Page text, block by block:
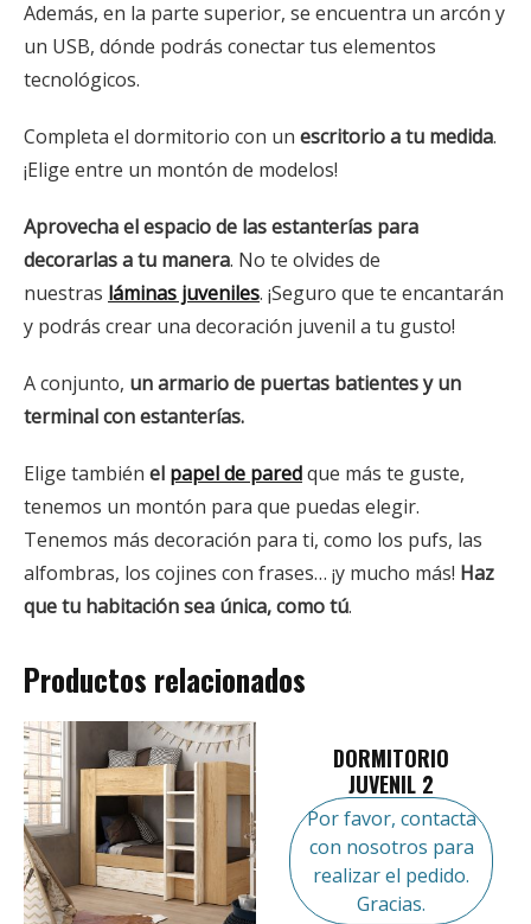
Además, en la parte superior, se encuentra un arcón y
un USB, dónde podrás conectar tus elementos
tecnológicos.
Completa el dormitorio con un escritorio a tu medida.
¡Elige entre un montón de modelos!
Aprovecha el espacio de las estanterías para
decorarlas a tu manera. No te olvides de
nuestras láminas juveniles. ¡Seguro que te encantarán
y podrás crear una decoración juvenil a tu gusto!
A conjunto, un armario de puertas batientes y un
terminal con estanterías.
Elige también el papel de paredque más te guste,
tenemos un montón para que puedas elegir.
Tenemos más decoración para ti, como los pufs, las
alfombras, los cojines con frases… ¡y mucho más! Haz
que tu habitación sea única, como tú.
Productos relacionados
DORMITORIO
JUVENIL 2
Por favor, contacta
con nosotros para
realizar el pedido.
Gracias.